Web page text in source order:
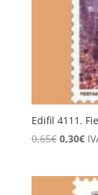
Edifil 4111.
0,65€ El
era:
0,30€El
es: